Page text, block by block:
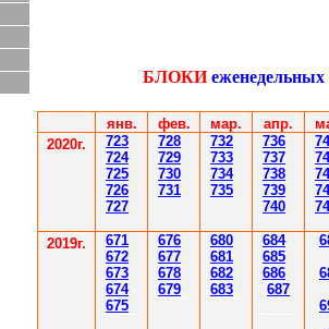
БЛОКИ
янв. фев. мар. апр.
2020г.
723
724
725
726
727
728
729
730
731
732
733
734
735
736
737
738
739
740
7
7
7
7
7
2019г.
671
672
673
674
675
676
677
678
679
680
681
682
683
684
685
686
687
6
6